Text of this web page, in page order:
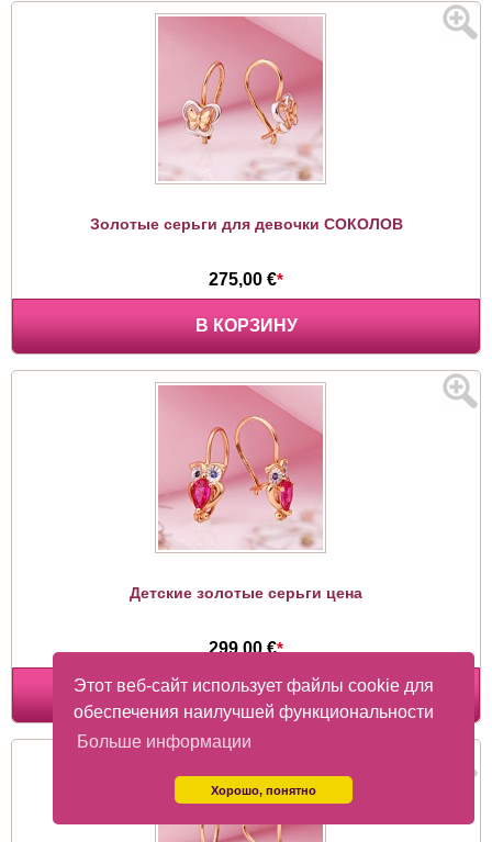
Этот веб-сайт использует файлы cookie для
обеспечения наилучшей функциональности
Больше информации
Хорошо, понятно
Золотые серьги для девочки СОКОЛОВ
275,00 €*
В КОРЗИНУ
Детские золотые серьги цена
299,00 €*
В КОРЗИНУ